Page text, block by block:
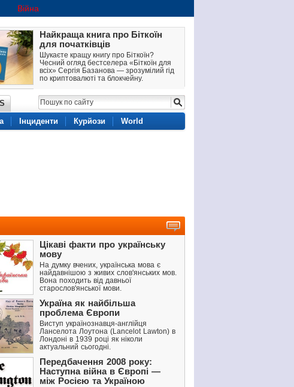
Війна
Найкраща книга про Біткоїн
для початківців
Шукаєте кращу книгу про Біткоїн?
Чесний огляд бестселера «Біткоїн для
всіх» Сергія Базанова — зрозумілий гід
по криптовалюті та блокчейну.
Трейдинг на большом
расстоянии: как цифровые
рынки стирают
географические границы
Цифровая экономика и новый формат
Інциденти Курйози World
Цікаві факти про українську
мову
На думку вчених, українська мова є
найдавнішою з живих слов'янських мов.
Вона походить від давньої
старослов'янської мови.
Україна як найбільша
проблема Європи
Виступ українознавця-англійця
Ланселота Лоутона (Lancelot Lawton) в
Лондоні в 1939 році як ніколи
актуальний сьогодні.
Передбачення 2008 року:
Наступна війна в Європі —
між Росією та Україною